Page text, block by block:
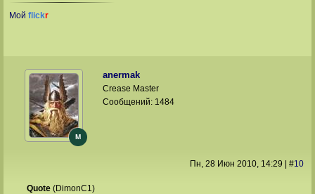
Мой flickr
anermak
M
Crease Master
Сообщений: 1484
Пн, 28 Июн 2010, 14:29 #10
Quote(DimonС1 )